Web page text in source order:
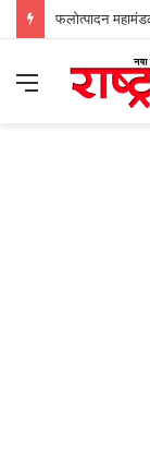
फलोत्पादन
Menu